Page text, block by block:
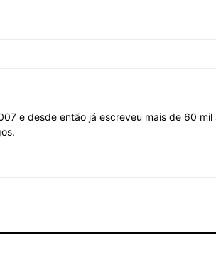
e desde então já escreveu mais de 60